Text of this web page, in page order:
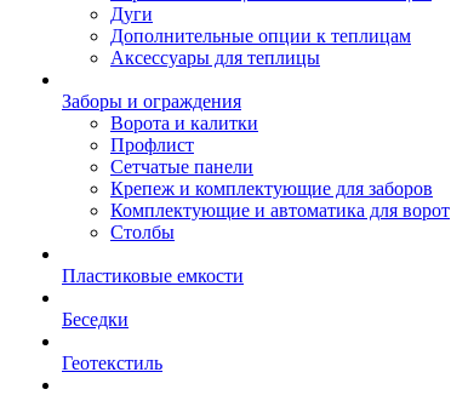
Дуги
Дополнительные опции к теплицам
Аксессуары для теплицы
Заборы и ограждения
Ворота и калитки
Профлист
Сетчатые панели
Крепеж и комплектующие для заборов
Комплектующие и автоматика для ворот
Столбы
Пластиковые емкости
Беседки
Геотекстиль